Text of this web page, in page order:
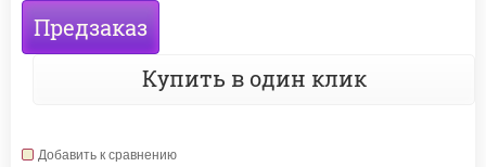
Предзаказ
Купить в один клик
Добавить к сравнению